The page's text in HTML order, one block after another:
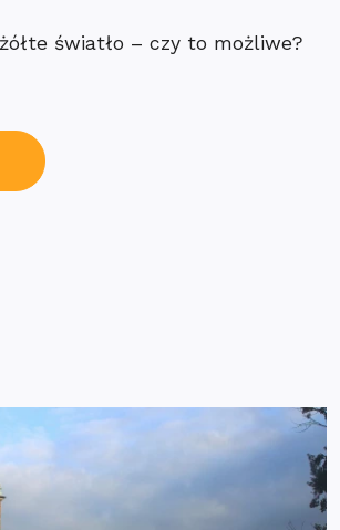
światło – czy to możliwe?